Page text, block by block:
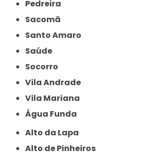
Pedreira
Sacomã
Santo Amaro
Saúde
Socorro
Vila Andrade
Vila Mariana
Água Funda
Alto da Lapa
Alto de Pinheiros